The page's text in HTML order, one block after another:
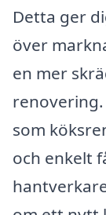
Detta ger
över
en mer
som
och enkelt